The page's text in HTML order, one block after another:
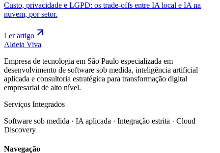
Custo, privacidade e LGPD: os trade-offs entre IA local e IA na
nuvem, por setor.
Ler artigo
Aldeia Viva
Empresa de tecnologia em São Paulo especializada em
desenvolvimento de software sob medida, inteligência artificial
aplicada e consultoria estratégica para transformação digital
empresarial de alto nível.
Serviços Integrados
Software sob medida · IA aplicada · Integração estrita · Cloud
Discovery
Navegação